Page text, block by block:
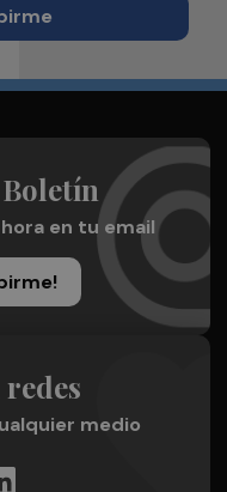
en tu email
medio